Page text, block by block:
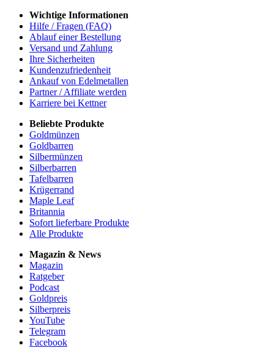
Wichtige Informationen
Hilfe / Fragen (FAQ)
Ablauf einer Bestellung
Versand und Zahlung
Ihre Sicherheiten
Kundenzufriedenheit
Ankauf von Edelmetallen
Partner / Affiliate werden
Karriere bei Kettner
Beliebte Produkte
Goldmünzen
Goldbarren
Silbermünzen
Silberbarren
Tafelbarren
Krügerrand
Maple Leaf
Britannia
Sofort lieferbare Produkte
Alle Produkte
Magazin & News
Magazin
Ratgeber
Podcast
Goldpreis
Silberpreis
YouTube
Telegram
Facebook